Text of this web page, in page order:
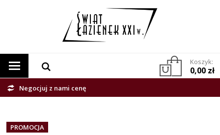
Koszyk:
0,00 zł
Negocjuj z nami cenę
PROMOCJA